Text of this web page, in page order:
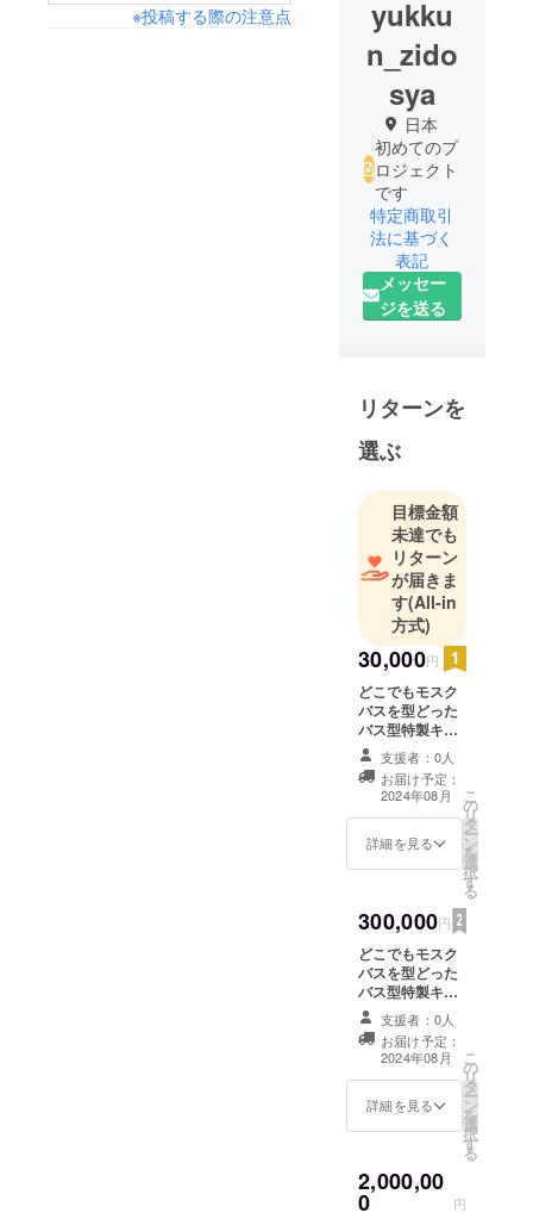
※投稿する際の注意点
yukku
n_zido
sya
日本
初めてのプ
ロジェクト
です
特定商取引
法に基づく
表記
メッセー
ジを送る
リターンを
選ぶ
目標金額
未達でも
リターン
が届きま
す(All-in
方式)
30,000円
どこでもモスク
バスを型どった
バス型特製キー
ホルダー ・商品
サイズ-約横5セ
ンチ×約縦2セン
チ、小型キーホ
ルダー ・デザイ
ン-真横から見た
バス型 ・カラー
ン入り 裏面書き
込み可能なプラ
スチック製で作
成中
支援者：0人
お届け予定：
2024年08月
詳細を見る
こ
の
リ
タ
ー
ン
を
選
択
す
る
300,000円
どこでもモスク
バスを型どった
バス型特製キー
ホルダー×12個 2
年間限定、優先
的にイベント等
での車両使用が
可能！！
支援者：0人
お届け予定：
2024年08月
詳細を見る
こ
の
リ
タ
ー
ン
を
選
択
す
る
2,000,00
0 円